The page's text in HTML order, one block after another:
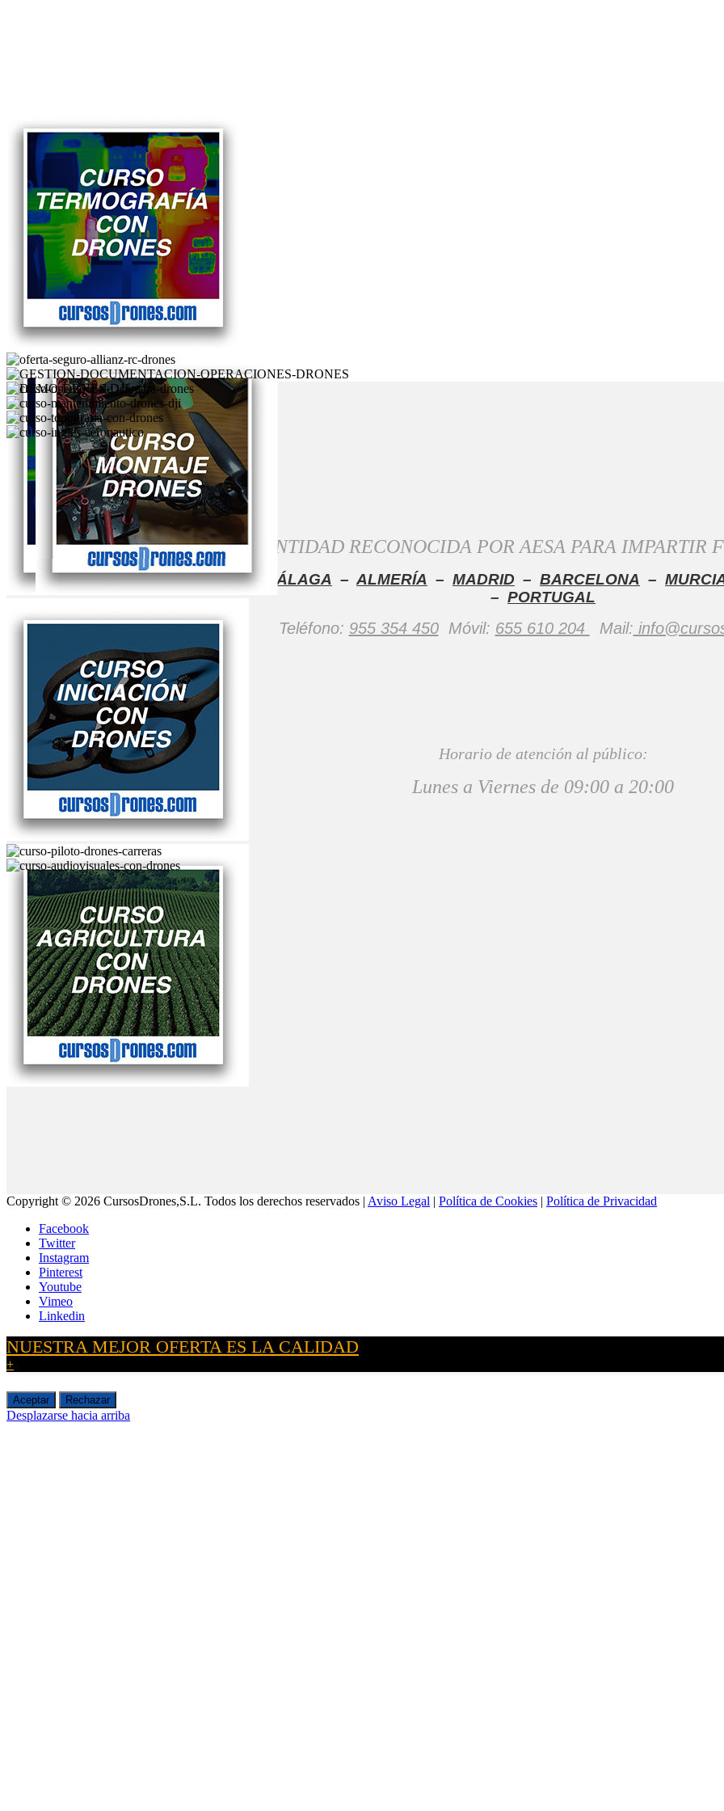
ENTIDAD RECONOCIDA POR AESA PARA IMPARTIR
SEVILLA–HUELVA–CÁDIZ– MÁLAGA –ALMERÍA – MADRID – BARCELONA –
– PORTUGAL
Teléfono: 955 354 450Móvil: 655 610 204 Mail:
Horario de atención al público:
Lunes a Viernes de 09:00 a 20:00
Copyright © 2026 CursosDrones,S.L. Todos los derechos reservados | Aviso Legal | Política de Cookies | Política de Privacidad
Facebook
Twitter
Instagram
Pinterest
Youtube
Vimeo
Linkedin
NUESTRA MEJOR OFERTA ES LA CALIDAD
+
Aceptar Rechazar
Desplazarse hacia arriba